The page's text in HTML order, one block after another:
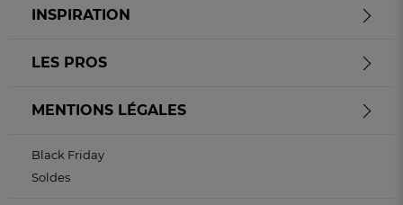
INSPIRATION
LES PROS
MENTIONS LÉGALES
Black Friday
Soldes